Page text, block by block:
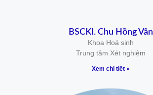
BSCKI. Chu Hồng Vân
Khoa Hoá sinh
Trung tâm Xét nghiệm
Xem chi tiết »